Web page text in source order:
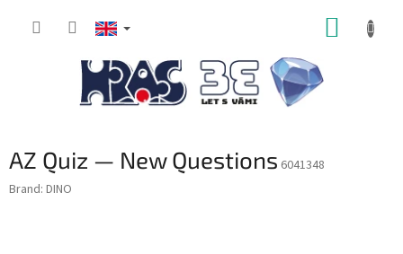
AZ Quiz — New Questions 6041348
Brand: DINO